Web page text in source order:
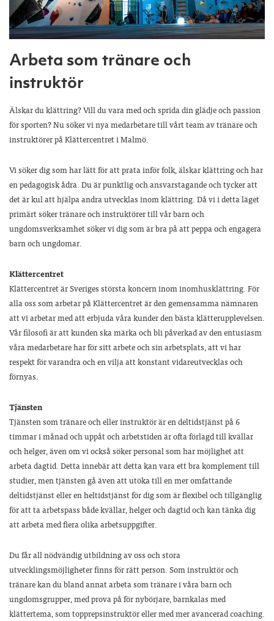
Arbeta som tränare och
instruktör
Älskar du klättring? Vill du vara med och sprida din glädje och passion
för sporten? Nu söker vi nya medarbetare till vårt team av tränare och
instruktörer på Klättercentret i Malmö.
Vi söker dig som har lätt för att prata inför folk, älskar klättring och har
en pedagogisk ådra. Du är punktlig och ansvarstagande och tycker att
det är kul att hjälpa andra utvecklas inom klättring. Då vi i detta läget
primärt söker tränare och instruktörer till vår barn och
ungdomsverksamhet söker vi dig som är bra på att peppa och engagera
barn och ungdomar.
Klättercentret
Klättercentret är Sveriges största koncern inom inomhusklättring. För
alla oss som arbetar på Klättercentret är den gemensamma nämnaren
att vi arbetar med att erbjuda våra kunder den bästa klätterupplevelsen.
Vår filosofi är att kunden ska märka och bli påverkad av den entusiasm
våra medarbetare har för sitt arbete och sin arbetsplats, att vi har
respekt för varandra och en vilja att konstant vidareutvecklas och
förnyas.
Tjänsten
Tjänsten som tränare och eller instruktör är en deltidstjänst på 6
timmar i månad och uppåt och arbetstiden är ofta förlagd till kvällar
och helger, även om vi också söker personal som har möjlighet att
arbeta dagtid. Detta innebär att detta kan vara ett bra komplement till
studier, men tjänsten gå även att utöka till en mer omfattande
deltidstjänst eller en heltidstjänst för dig som är flexibel och tillgänglig
för att ta arbetspass både kvällar, helger och dagtid och kan tänka dig
att arbeta med flera olika arbetsuppgifter.
Du får all nödvändig utbildning av oss och stora
utvecklingsmöjligheter finns för rätt person. Som instruktör och
tränare kan du bland annat arbeta som tränare i våra barn och
ungdomsgrupper, med prova på för nybörjare, barnkalas med
klättertema, som topprepsinstruktör eller med mer avancerad coaching.